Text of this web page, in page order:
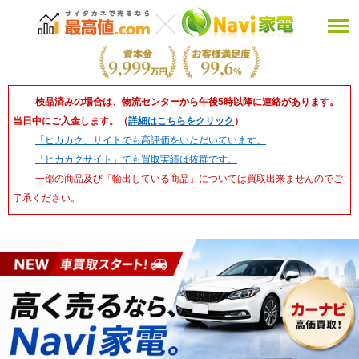
検品済みの場合は、物流センターから午後5時以降に連絡があります。
当日中にご入金します。（詳細はこちらをクリック ）
「ヒカカク」サイトでも高評価をいただいています。
「ヒカカクサイト」でも買取実績は抜群です。
一部の商品及び「輸出している商品」については買取出来ませんのでご
了承ください。